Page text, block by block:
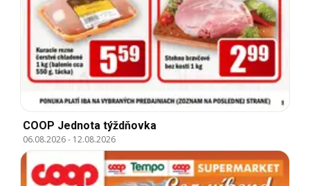
COOP Jednota týždňovka
06.08.2026- 12.08.2026